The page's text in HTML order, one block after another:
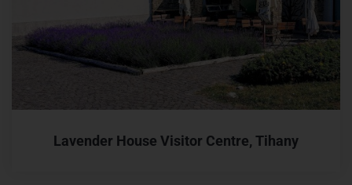
Lavender House Visitor Centre, Tihany